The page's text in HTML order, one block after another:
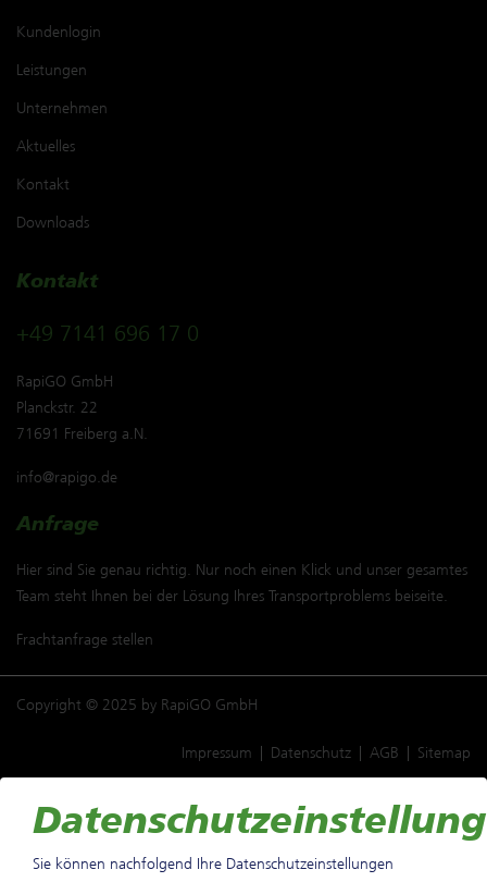
Kundenlogin
Leistungen
Unternehmen
Aktuelles
Kontakt
Downloads
Kontakt
+49 7141 696 17 0
RapiGO GmbH
Planckstr. 22
71691 Freiberg a.N.
info@rapigo.de
Anfrage
Hier sind Sie genau richtig. Nur noch einen Klick und unser gesamtes
Team steht Ihnen bei der Lösung Ihres Transportproblems beiseite.
Frachtanfrage stellen
Copyright © 2025 by RapiGO GmbH
Impressum Datenschutz AGB Sitemap
Sie können nachfolgend Ihre Datenschutzeinstellungen